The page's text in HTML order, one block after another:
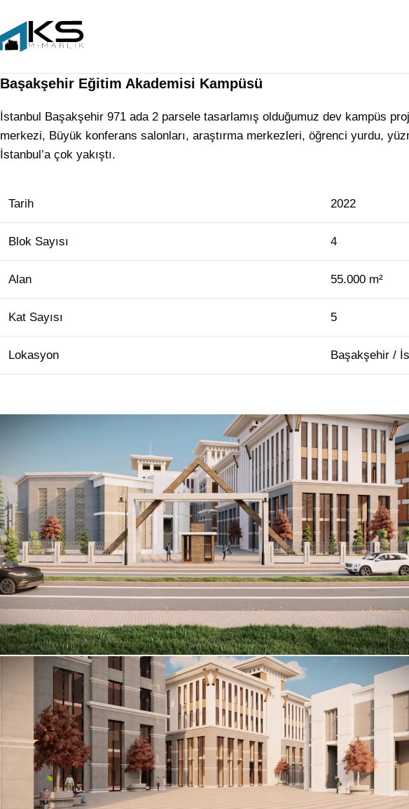
Başakşehir Eğitim Akademisi Kampüsü
İstanbul Başakşehir 971 ada 2 parsele tasarlamış olduğumuz dev kampüs
merkezi, Büyük konferans salonları, araştırma merkezleri, öğrenci yurdu,
İstanbul’a çok yakıştı.
Tarih 2022
Blok Sayısı 4
Alan 55.000 m²
Kat Sayısı 5
Lokasyon Başakşehir /